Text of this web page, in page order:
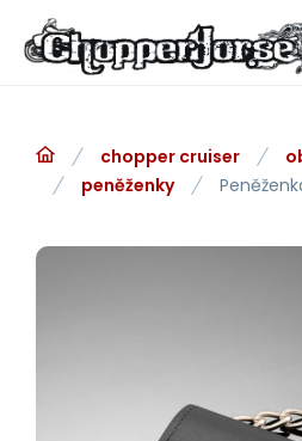
chopper cruiser
peněženky